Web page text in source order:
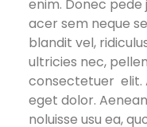
enim. Donec pede
acer sem neque
blandit vel,
ultricies nec,
consectetuer elit.
eget dolor.
noluisse usu ea,